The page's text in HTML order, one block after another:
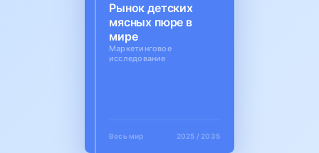
Рынок детских
мясных пюре в
мире
Маркетинговое
исследование
Весь мир 2025 / 2035